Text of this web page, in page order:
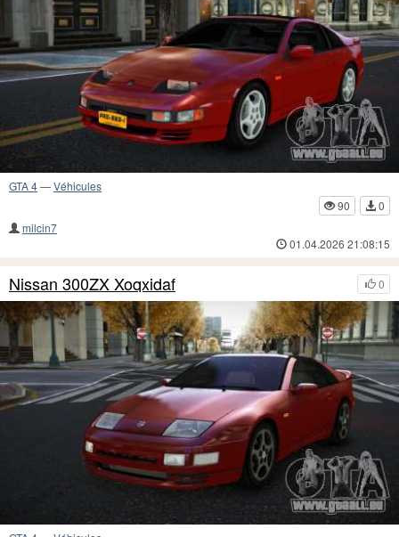
GTA 4—Véhicules
90
0
milcin7
01.04.2026 21:08:15
0
Nissan 300ZX Xoqxidaf